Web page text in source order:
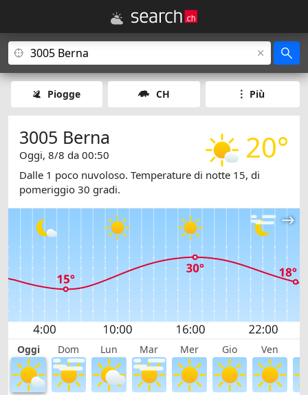
Piogge CH Più
20°
3005 Berna
Oggi, 8/8 da 00:50
Dalle 1 poco nuvoloso. Temperature di notte 15, di
pomeriggio 30 gradi.
Oggi Dom Lun Mar Mer Gio Ven